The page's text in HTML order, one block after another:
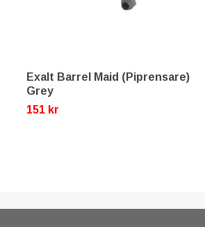
Exalt Barrel Maid (Piprensare)
Grey
151 kr